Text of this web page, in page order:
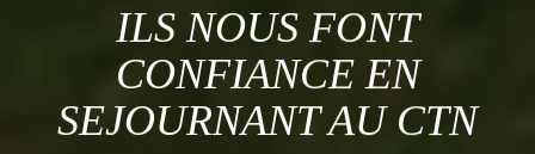
ILS NOUS FONT
CONFIANCE EN
SEJOURNANT AU CTN